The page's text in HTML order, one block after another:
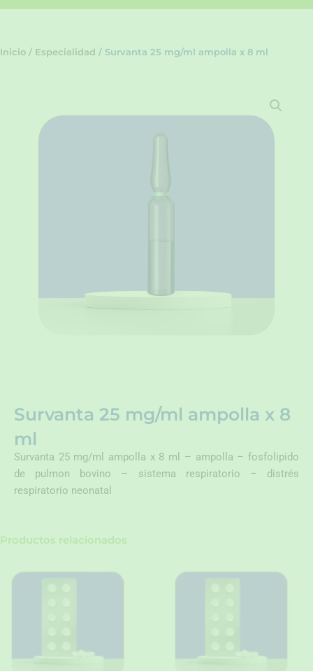
Inicio / Especialidad / Survanta 25 mg/ml ampolla x 8 ml
Survanta 25 mg/ml ampolla x 8
ml
Survanta 25 mg/ml ampolla x 8 ml – ampolla – fosfolipido
de pulmon bovino – sistema respiratorio – distrés
respiratorio neonatal
Productos relacionados